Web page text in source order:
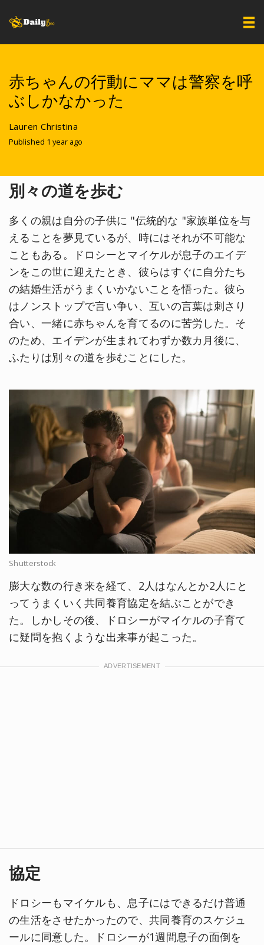
赤ちゃんの行動にママは警察を呼
ぶしかなかった
Lauren Christina
Published 1 year ago
別々の道を歩む
多くの親は自分の子供に "伝統的な "家族単位を与
えることを夢見ているが、時にはそれが不可能な
こともある。ドロシーとマイケルが息子のエイデ
ンをこの世に迎えたとき、彼らはすぐに自分たち
の結婚生活がうまくいかないことを悟った。彼ら
はノンストップで言い争い、互いの言葉は刺さり
合い、一緒に赤ちゃんを育てるのに苦労した。そ
のため、エイデンが生まれてわずか数カ月後に、
ふたりは別々の道を歩むことにした。
Shutterstock
膨大な数の行き来を経て、2人はなんとか2人にと
ってうまくいく共同養育協定を結ぶことができ
た。しかしその後、ドロシーがマイケルの子育て
に疑問を抱くような出来事が起こった。
協定
ドロシーもマイケルも、息子にはできるだけ普通
の生活をさせたかったので、共同養育のスケジュ
ールに同意した。ドロシーが1週間息子の面倒を